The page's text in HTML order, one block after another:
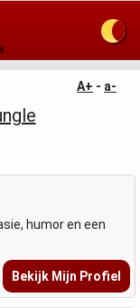
A+ - a-
humor en een
Bekijk Mijn Profiel